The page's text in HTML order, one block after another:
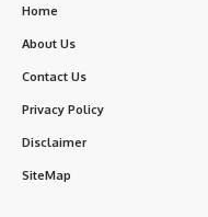
Home
About Us
Contact Us
Privacy Policy
Disclaimer
SiteMap